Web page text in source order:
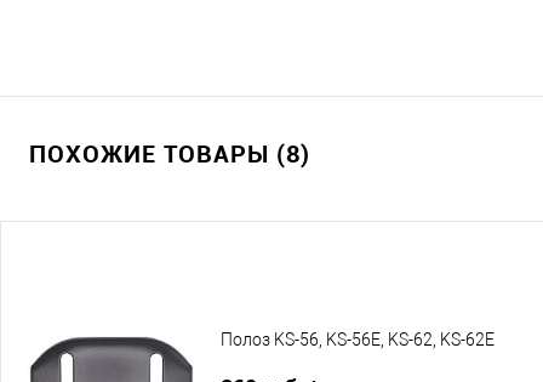
ПОХОЖИЕ ТОВАРЫ (8)
Полоз KS-56, KS-56E, KS-62, KS-62E